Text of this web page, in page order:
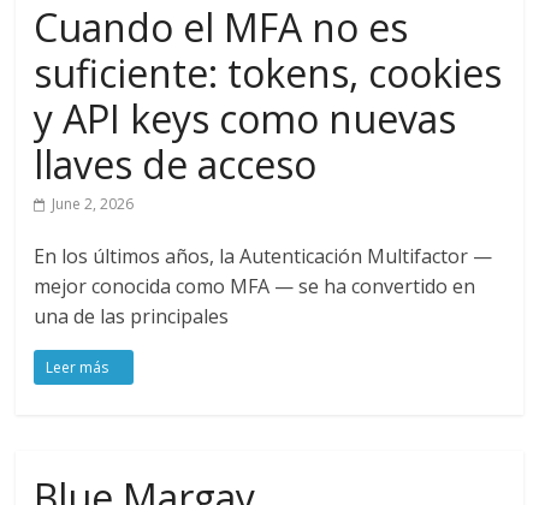
Cuando el MFA no es
suficiente: tokens, cookies
y API keys como nuevas
llaves de acceso
June 2, 2026
En los últimos años, la Autenticación Multifactor —
mejor conocida como MFA — se ha convertido en
una de las principales